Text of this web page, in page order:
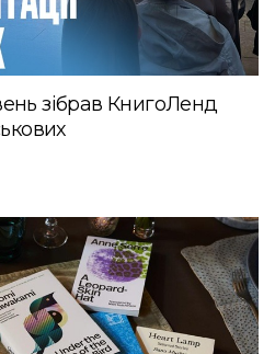
зібрав КнигоЛенд